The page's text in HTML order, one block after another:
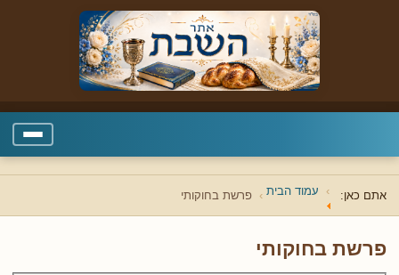
אתם כאן: עמוד הבית פרשת בחוקותי
פרשת בחוקותי